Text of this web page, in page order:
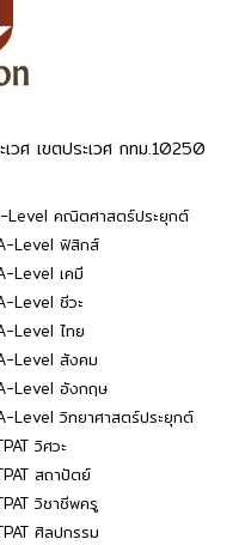
ศ เขตประเวศ กทม.10250
Level คณิตศาสตร์ประยุกต์
Level ฟิสิกส์
Level เคมี
Level ชีวะ
Level ไทย
Level สังคม
Level อังกฤษ
Level วิทยาศาสตร์ประยุกต์
วิศวะ
สถาปัตย์
วิชาชีพครู
ศิลปกรรม